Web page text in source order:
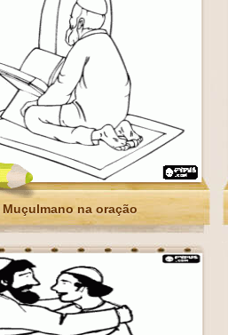
Muçulmano na oração